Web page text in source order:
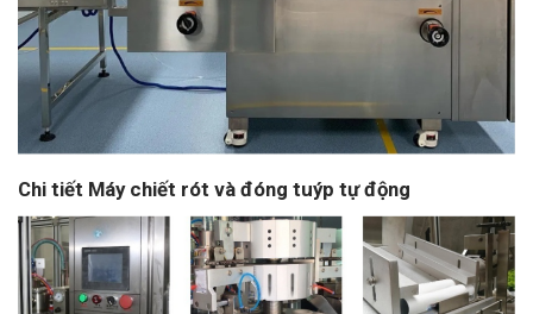
Chi tiết Máy chiết rót và đóng tuýp tự động